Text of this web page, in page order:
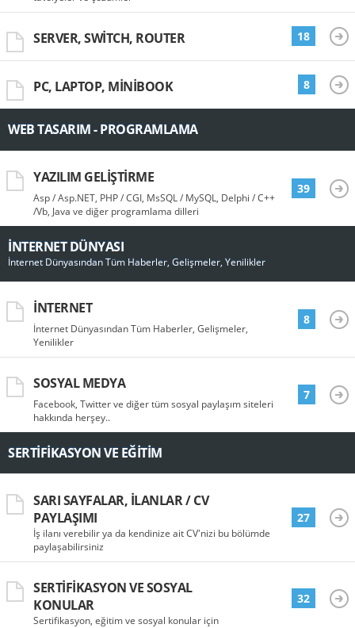
SERVER, SWITCH, ROUTER 18
PC, LAPTOP, MINIBOOK 8
WEB TASARIM - PROGRAMLAMA
YAZILIM GELIŞTIRME
Asp / Asp.NET, PHP / CGI, MsSQL / MySQL, Delphi / C++
/Vb, Java ve diğer programlama dilleri
39
İNTERNET DÜNYASI
İnternet Dünyasından Tüm Haberler, Gelişmeler, Yenilikler
İNTERNET
İnternet Dünyasından Tüm Haberler, Gelişmeler,
Yenilikler
8
SOSYAL MEDYA
Facebook, Twitter ve diğer tüm sosyal paylaşım siteleri
hakkında herşey..
7
SERTIFIKASYON VE EĞITIM
SARI SAYFALAR, İLANLAR / CV
PAYLAŞIMI
İş ilanı verebilir ya da kendinize ait CV'nizi bu bölümde
paylaşabilirsiniz
27
SERTIFIKASYON VE SOSYAL
KONULAR
Sertifikasyon, eğitim ve sosyal konular için
32